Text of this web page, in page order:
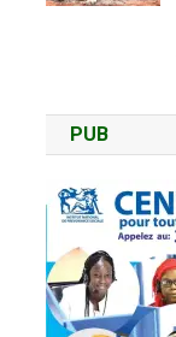
PUB